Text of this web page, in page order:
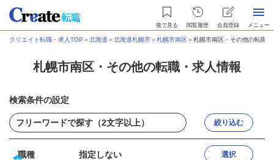
後で見る 閲覧履歴 会員登録 メニュー
クリエイト転職・求人TOP ＞北海道 ＞北海道札幌市＞札幌市南区＞札幌市南区・その他の転職
札幌市南区・その他の転職・求人情報
検索条件の設定
絞り込む
職種 指定しない 選択